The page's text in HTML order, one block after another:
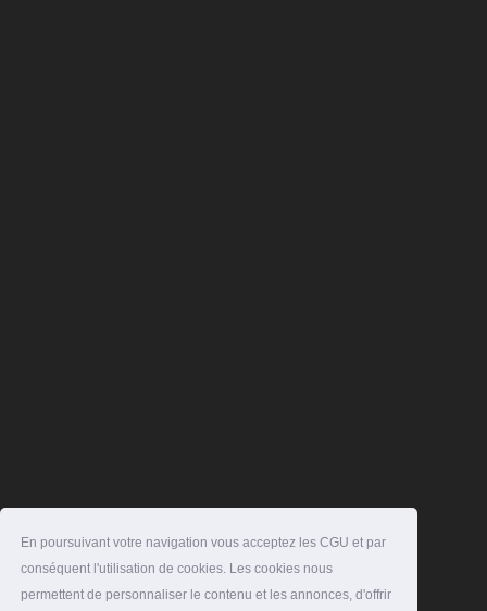
En poursuivant votre navigation vous acceptez les CGU et par
conséquent l'utilisation de cookies. Les cookies nous
permettent de personnaliser le contenu et les annonces, d'offrir